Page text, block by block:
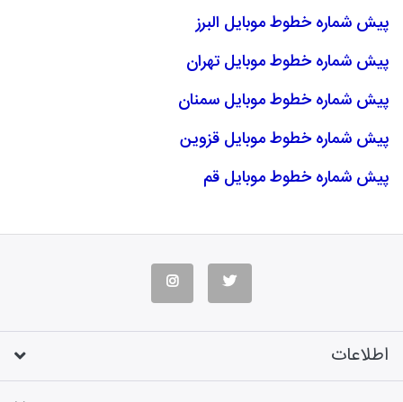
پیش شماره خطوط موبایل البرز
پیش شماره خطوط موبایل تهران
پیش شماره خطوط موبایل سمنان
پیش شماره خطوط موبایل قزوین
پیش شماره خطوط موبایل قم
اطلاعات